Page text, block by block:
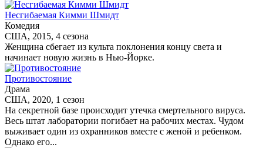
Несгибаемая Кимми Шмидт
Комедия
США, 2015, 4 сезона
Женщина сбегает из культа поклонения концу света и
начинает новую жизнь в Нью-Йорке.
Противостояние
Драма
США, 2020, 1 сезон
На секретной базе происходит утечка смертельного вируса.
Весь штат лаборатории погибает на рабочих местах. Чудом
выживает один из охранников вместе с женой и ребенком.
Однако его...